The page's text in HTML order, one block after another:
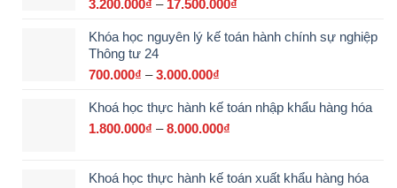
3.200.000₫ – 17.500.000₫
từ
Khóa học nguyên lý kế toán hành chính sự nghiệp
Thông tư 24
700.000₫ – 3.000.000₫
từ
700.000₫
Khoá học thực hành kế toán nhập khẩu hàng hóa
1.800.000₫ – 8.000.000₫
1.800.000₫
Khoá học thực hành kế toán xuất khẩu hàng hóa